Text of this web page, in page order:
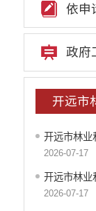
部门单位专栏
中共开远市
开远市人大
开远市人民
中国共产党
中共开远市
依申
政府
开远市
开远市林业
2026-07-17
开远市林业
2026-07-17